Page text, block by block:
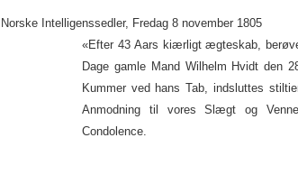
Norske Intelligenssedler, Fredag 8 november 1805
«Efter 43 Aars kiærligt ægteskab,
Dage gamle Mand Wilhelm Hvidt den
Kummer ved hans Tab, indsluttes
Anmodning til vores Slægt og
Condolence.